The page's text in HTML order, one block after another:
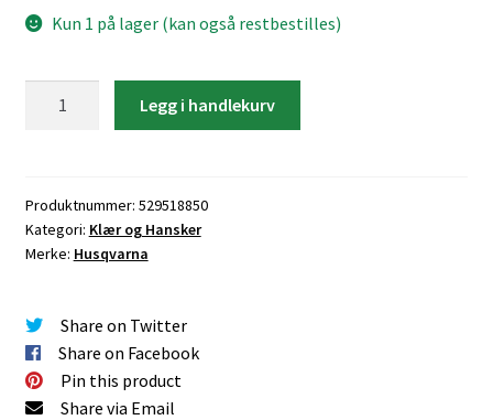
Kun 1 på lager (kan også restbestilles)
antall
Legg i handlekurv
Produktnummer: 529518850
Kategori: Klær og Hansker
Merke: Husqvarna
Share on Twitter
Share on Facebook
Pin this product
Share via Email